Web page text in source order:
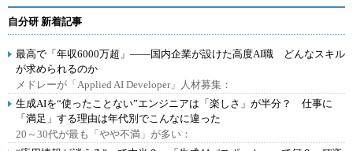
自分研 新着記事
最高で「年収6000万超」――国内企業が設けた高度AI職 どんなスキル
が求められるのか
メドレーが「Applied AI Developer」人材募集：
生成AIを“使ったことない”エンジニアは「楽しさ」が半分？ 仕事に
「満足」する理由は年代別でこんなに違った
20～30代が最も「やや不満」が多い：